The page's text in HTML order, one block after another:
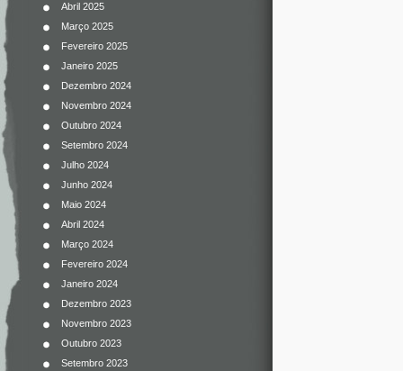
Abril 2025
Março 2025
Fevereiro 2025
Janeiro 2025
Dezembro 2024
Novembro 2024
Outubro 2024
Setembro 2024
Julho 2024
Junho 2024
Maio 2024
Abril 2024
Março 2024
Fevereiro 2024
Janeiro 2024
Dezembro 2023
Novembro 2023
Outubro 2023
Setembro 2023